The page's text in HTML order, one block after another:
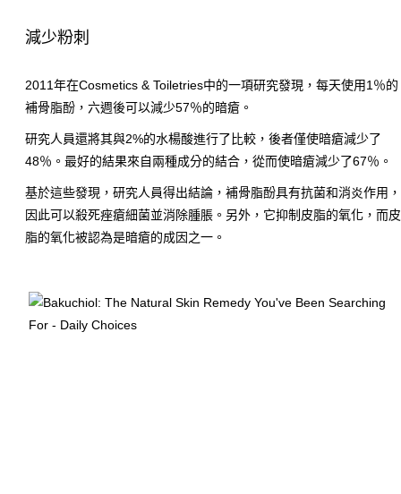
減少粉刺
2011年在Cosmetics & Toiletries中的一項研究發現，每天使用1％的
補骨脂酚，六週後可以減少57％的暗瘡。
研究人員還將其與2%的水楊酸進行了比較，後者僅使暗瘡減少了
48％。最好的結果來自兩種成分的結合，從而使暗瘡減少了67％。
基於這些發現，研究人員得出結論，補骨脂酚具有抗菌和消炎作用，
因此可以殺死痤瘡細菌並消除腫脹。另外，它抑制皮脂的氧化，而皮
脂的氧化被認為是暗瘡的成因之一。